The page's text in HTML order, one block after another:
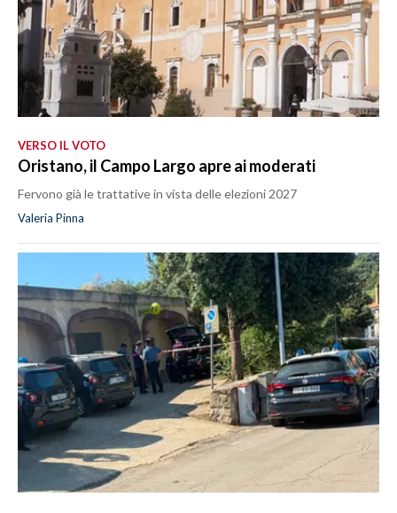
VERSO IL VOTO
Oristano, il Campo Largo apre ai moderati
Fervono già le trattative in vista delle elezioni 2027
Valeria Pinna